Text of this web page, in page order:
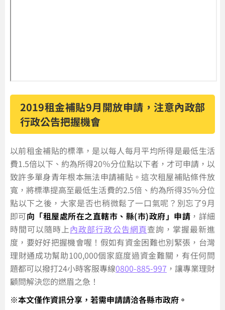
2019租金補貼9月開放申請，注意內政部
行政公告把握機會
以前租金補貼的標準，是以每人每月平均所得是最低生活
費1.5倍以下、約為所得20％分位點以下者，才可申請，以
致許多單身青年根本無法申請補貼。這次租屋補貼條件放
寬，將標準提高至最低生活費的2.5倍、約為所得35%分位
點以下之後，大家是否也稍微鬆了一口氣呢？別忘了9月
即可向「租屋處所在之直轄市、縣(市)政府」申請 ，詳細
時間可以隨時上內政部行政公告網頁查詢，掌握最新進
度，要好好把握機會喔！假如有資金困難也別緊張，台灣
理財通成功幫助100,000個家庭度過資金難關，有任何問
題都可以撥打24小時客服專線‎0800-885-997 ，讓專業理財
顧問解決您的燃眉之急！
※本文僅作資訊分享，若需申請請洽各縣市政府。